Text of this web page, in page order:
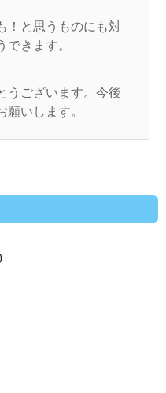
！と思うものにも対
できます。
うございます。今後
願いします。